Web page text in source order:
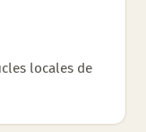
locales de